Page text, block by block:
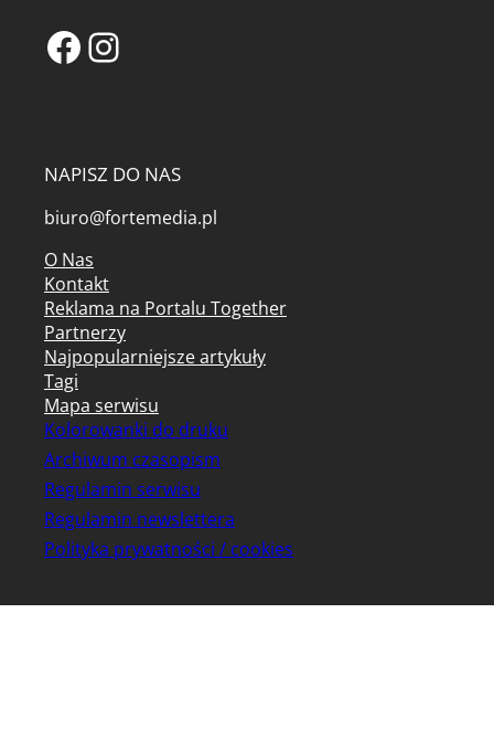
Facebook
Instagram
NAPISZ DO NAS
biuro@fortemedia.pl
O Nas
Kontakt
Reklama na Portalu Together
Partnerzy
Najpopularniejsze artykuły
Tagi
Mapa serwisu
Kolorowanki do druku
Archiwum czasopism
Regulamin serwisu
Regulamin newslettera
Polityka prywatności / cookies